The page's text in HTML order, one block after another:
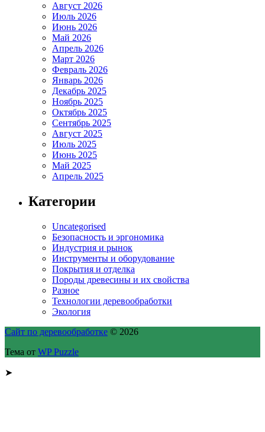
Август 2026
Июль 2026
Июнь 2026
Май 2026
Апрель 2026
Март 2026
Февраль 2026
Январь 2026
Декабрь 2025
Ноябрь 2025
Октябрь 2025
Сентябрь 2025
Август 2025
Июль 2025
Июнь 2025
Май 2025
Апрель 2025
Категории
Uncategorised
Безопасность и эргономика
Индустрия и рынок
Инструменты и оборудование
Покрытия и отделка
Породы древесины и их свойства
Разное
Технологии деревообработки
Экология
Сайт по деревообработке © 2026
Тема от WP Puzzle
➤